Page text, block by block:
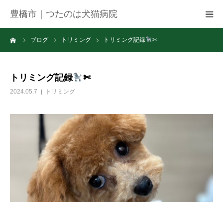
豊橋市｜つたのは犬猫病院
ブログ トリミング トリミング記録 ✄
トリミング記録 ✄
2024.05.7 トリミング
病院紹介
お知らせ
ブログ
お問い合わせ